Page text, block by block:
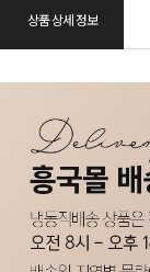
상품 상세 정보